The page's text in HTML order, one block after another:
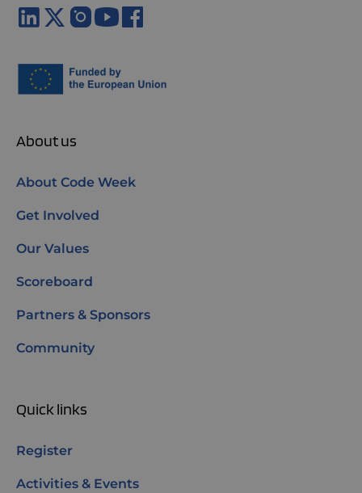
About us
About Code Week
Get Involved
Our Values
Scoreboard
Partners & Sponsors
Community
Quick links
Register
Activities & Events